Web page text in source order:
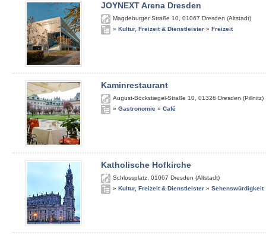
JOYNEXT Arena Dresden
Magdeburger Straße 10 01067 Dresden (Altstadt)
» Kultur, Freizeit & Dienstleister » Freizeit
Kaminrestaurant
August-Böckstiegel-Straße 10 01326 Dresden (Pillnitz)
» Gastronomie » Café
Katholische Hofkirche
Schlossplatz 01067 Dresden (Altstadt)
» Kultur, Freizeit & Dienstleister » Sehenswürdigkeit